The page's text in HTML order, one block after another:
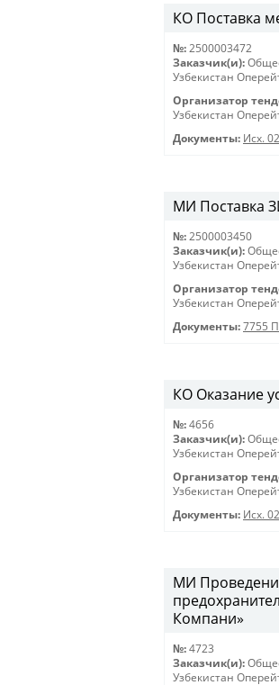
КО Поставка
№: 2500003472
Заказчик(и):
Узбекистан
Организатор
Узбекистан
Документы: Исх.
МИ Поставка
№: 2500003450
Заказчик(и):
Узбекистан
Организатор
Узбекистан
Документы: 7755
КО Оказание
№: 4656
Заказчик(и):
Узбекистан
Организатор
Узбекистан
Документы: Исх.
МИ
Компани»
№: 4723
Заказчик(и):
Узбекистан